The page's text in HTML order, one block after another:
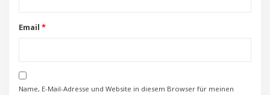
Email *
Name, E-Mail-Adresse und Website in diesem Browser für meinen